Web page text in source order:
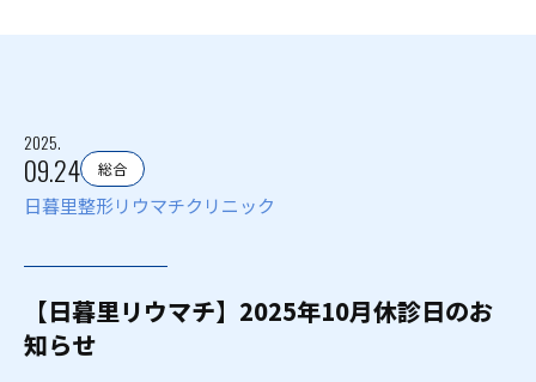
2025.
09.24 総合
日暮里整形リウマチクリニック
【日暮里リウマチ】2025年10月休診日のお
知らせ